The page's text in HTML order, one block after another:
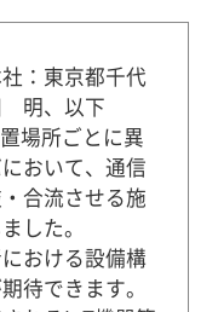
：東京都千代
明、以下
場所ごとに異
おいて、通信
合流させる施
した。
おける設備構
待できます。